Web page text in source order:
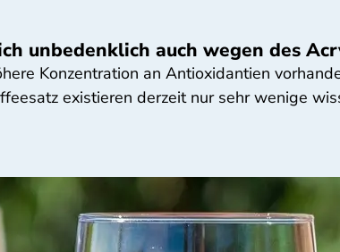
unbedenklich auch wegen des
Konzentration an Antioxidantien
existieren derzeit nur sehr wenige